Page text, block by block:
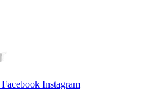
Facebook Instagram